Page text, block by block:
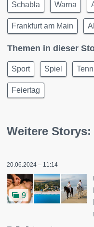
Schabla Warna
Frankfurt am Main
Themen in dieser
Sport Spiel
Feiertag
Weitere
20.06.2024 – 11:14
9